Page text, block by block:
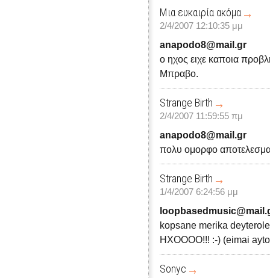
Μια ευκαιρία ακόμα
2/4/2007 12:10:35 μμ
anapodo8@mail.gr
ο ηχος ειχε καποια
Μπραβο.
Strange Birth
2/4/2007 11:59:55 πμ
anapodo8@mail.gr
πολυ ομορφο
Strange Birth
1/4/2007 6:24:56 μμ
kopsane merika
HXOOOO!!! :-) (eimai
Sonyc